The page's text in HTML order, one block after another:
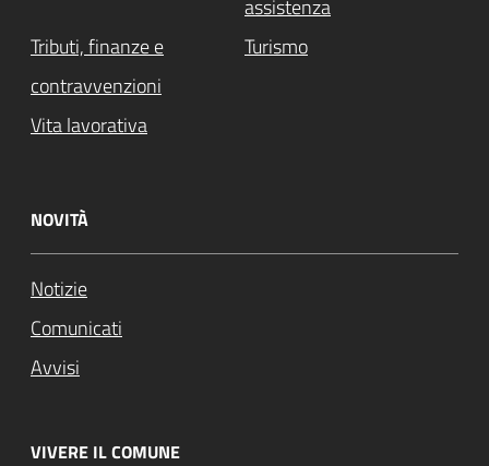
assistenza
Tributi, finanze e
contravvenzioni
Turismo
Vita lavorativa
NOVITÀ
Notizie
Comunicati
Avvisi
VIVERE IL COMUNE